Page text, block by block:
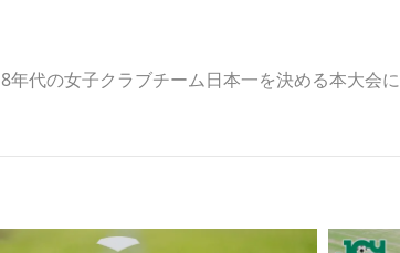
年代の女子クラブチーム日本一を決める本大会